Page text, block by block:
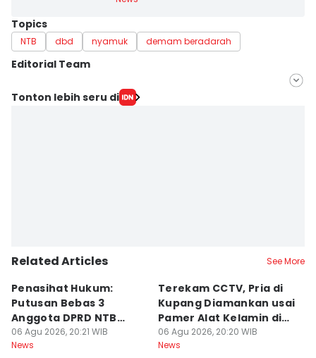
Topics
NTB dbd nyamuk demam beradarah
Editorial Team
Editor
Tonton lebih seru di
Related Articles See More
Penasihat Hukum:
Putusan Bebas 3
Anggota DPRD NTB
Bersifat Final
06 Agu 2026, 20:21 WIB
News
Terekam CCTV, Pria di
Kupang Diamankan usai
Pamer Alat Kelamin di
Kios
06 Agu 2026, 20:20 WIB
News